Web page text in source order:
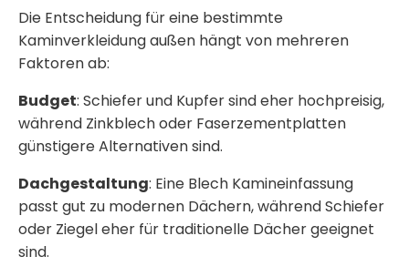
Die Entscheidung für eine bestimmte
Kaminverkleidung außen hängt von mehreren
Faktoren ab:
Budget: Schiefer und Kupfer sind eher hochpreisig,
während Zinkblech oder Faserzementplatten
günstigere Alternativen sind.
Dachgestaltung: Eine Blech Kamineinfassung
passt gut zu modernen Dächern, während Schiefer
oder Ziegel eher für traditionelle Dächer geeignet
sind.